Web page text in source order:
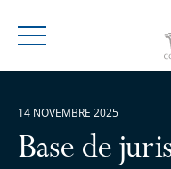
Menu
Base de
14 NOVEMBRE 2025